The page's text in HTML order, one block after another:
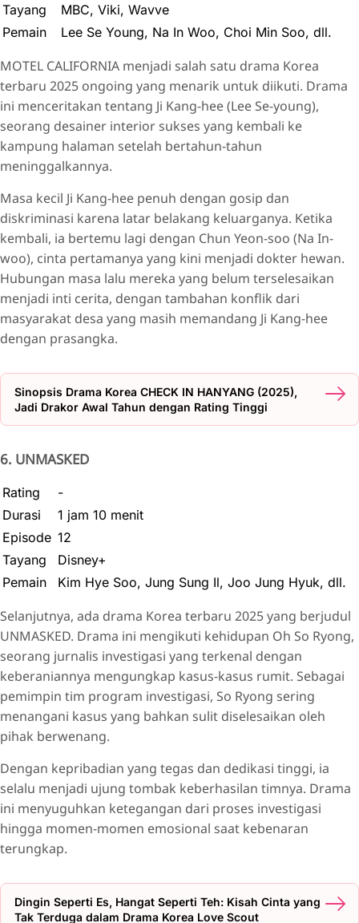
Tayang
MBC, Viki, Wavve
Pemain
Lee Se Young, Na In Woo, Choi Min Soo, dll.
MOTEL CALIFORNIA menjadi salah satu drama Korea
terbaru 2025 ongoing yang menarik untuk diikuti. Drama
ini menceritakan tentang Ji Kang-hee (Lee Se-young),
seorang desainer interior sukses yang kembali ke
kampung halaman setelah bertahun-tahun
meninggalkannya.
Masa kecil Ji Kang-hee penuh dengan gosip dan
diskriminasi karena latar belakang keluarganya. Ketika
kembali, ia bertemu lagi dengan Chun Yeon-soo (Na In-
woo), cinta pertamanya yang kini menjadi dokter hewan.
Hubungan masa lalu mereka yang belum terselesaikan
menjadi inti cerita, dengan tambahan konflik dari
masyarakat desa yang masih memandang Ji Kang-hee
dengan prasangka.
Sinopsis Drama Korea CHECK IN HANYANG (2025),
Jadi Drakor Awal Tahun dengan Rating Tinggi
6. UNMASKED
Rating
-
Durasi
1 jam 10 menit
Episode 12
Tayang
Disney+
Pemain
Kim Hye Soo, Jung Sung Il, Joo Jung Hyuk, dll.
Selanjutnya, ada drama Korea terbaru 2025 yang berjudul
UNMASKED. Drama ini mengikuti kehidupan Oh So Ryong,
seorang jurnalis investigasi yang terkenal dengan
keberaniannya mengungkap kasus-kasus rumit. Sebagai
pemimpin tim program investigasi, So Ryong sering
menangani kasus yang bahkan sulit diselesaikan oleh
pihak berwenang.
Dengan kepribadian yang tegas dan dedikasi tinggi, ia
selalu menjadi ujung tombak keberhasilan timnya. Drama
ini menyuguhkan ketegangan dari proses investigasi
hingga momen-momen emosional saat kebenaran
terungkap.
Dingin Seperti Es, Hangat Seperti Teh: Kisah Cinta yang
Tak Terduga dalam Drama Korea Love Scout